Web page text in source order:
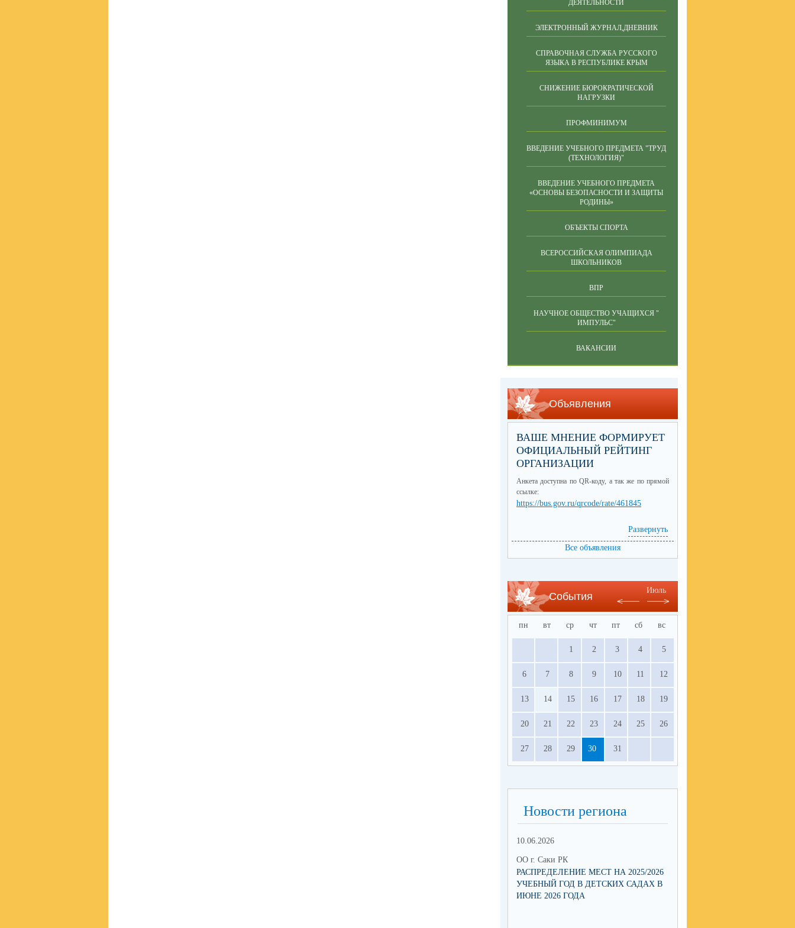
ДЕЯТЕЛЬНОСТИ
ЭЛЕКТРОННЫЙ ЖУРНАЛ,ДНЕВНИК
СПРАВОЧНАЯ СЛУЖБА РУССКОГО
ЯЗЫКА В РЕСПУБЛИКЕ КРЫМ
СНИЖЕНИЕ БЮРОКРАТИЧЕСКОЙ
НАГРУЗКИ
ПРОФМИНИМУМ
ВВЕДЕНИЕ УЧЕБНОГО ПРЕДМЕТА "ТРУД
(ТЕХНОЛОГИЯ)"
ВВЕДЕНИЕ УЧЕБНОГО ПРЕДМЕТА
«ОСНОВЫ БЕЗОПАСНОСТИ И ЗАЩИТЫ
РОДИНЫ»
ОБЪЕКТЫ СПОРТА
ВСЕРОССИЙСКАЯ ОЛИМПИАДА
ШКОЛЬНИКОВ
ВПР
НАУЧНОЕ ОБЩЕСТВО УЧАЩИХСЯ "
ИМПУЛЬС"
ВАКАНСИИ
Объявления
ВАШЕ МНЕНИЕ ФОРМИРУЕТ
ОФИЦИАЛЬНЫЙ РЕЙТИНГ
ОРГАНИЗАЦИИ
Анкета доступна по QR-коду, а так же по прямой
ссылке:
https://bus.gov.ru/qrcode/rate/461845
Развернуть
Все объявления
События
Июль
пн вт ср чт пт сб вс
1 2 3 4 5
6 7 8 9 10 11 12
13 14 15 16 17 18 19
20 21 22 23 24 25 26
27 28 29 30 31
Новости региона
10.06.2026
ОО г. Саки РК
РАСПРЕДЕЛЕНИЕ МЕСТ НА 2025/2026
УЧЕБНЫЙ ГОД В ДЕТСКИХ САДАХ В
ИЮНЕ 2026 ГОДА